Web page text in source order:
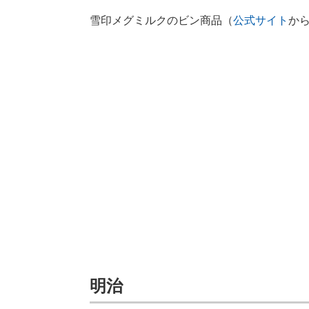
雪印メグミルクのビン商品（公式サイト から
明治